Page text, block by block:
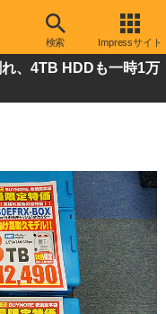
検索 Impressサイト
、4TB HDDも一時1万